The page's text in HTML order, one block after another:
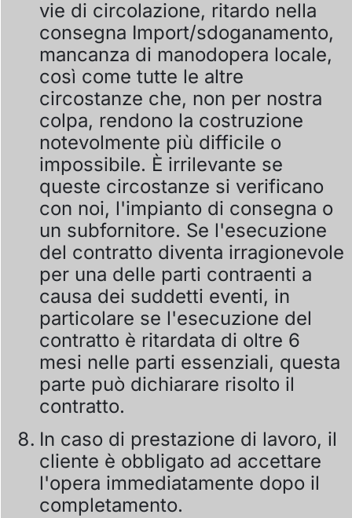
vie di circolazione, ritardo nella
consegna Import/sdoganamento,
mancanza di manodopera locale,
così come tutte le altre
circostanze che, non per nostra
colpa, rendono la costruzione
notevolmente più difficile o
impossibile. È irrilevante se
queste circostanze si verificano
con noi, l'impianto di consegna o
un subfornitore. Se l'esecuzione
del contratto diventa irragionevole
per una delle parti contraenti a
causa dei suddetti eventi, in
particolare se l'esecuzione del
contratto è ritardata di oltre 6
mesi nelle parti essenziali, questa
parte può dichiarare risolto il
contratto.
In caso di prestazione di lavoro, il
cliente è obbligato ad accettare
l'opera immediatamente dopo il
completamento.